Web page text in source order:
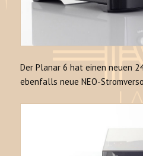
Der Planar 6 hat einen neuen
ebenfalls neue NEO-